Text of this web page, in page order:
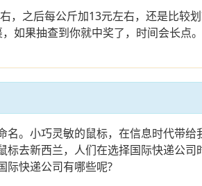
，之后每公斤加13元左右，还是比较划
如果抽查到你就中奖了，时间会长点。
。小巧灵敏的鼠标，在信息时代带
去新西兰，人们在选择国际快递公
际快递公司有哪些呢?